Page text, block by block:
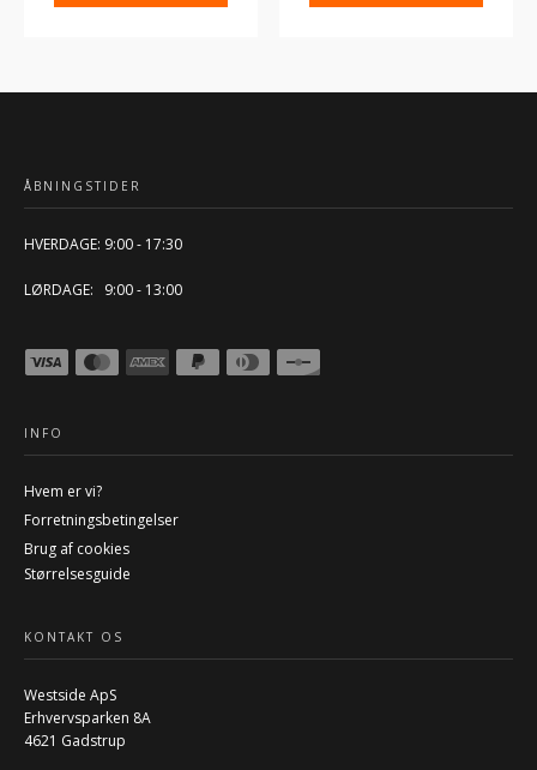
ÅBNINGSTIDER
HVERDAGE: 9:00 - 17:30
LØRDAGE: 9:00 - 13:00
INFO
Hvem er vi?
Forretningsbetingelser
Brug af cookies
Størrelsesguide
KONTAKT OS
Westside ApS
Erhvervsparken 8A
4621 Gadstrup